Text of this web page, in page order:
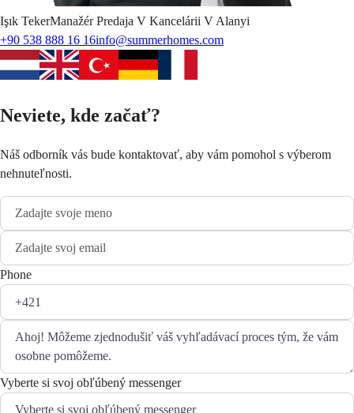
Işık TekerManažér Predaja V Kancelárii V Alanyi
+90 538 888 16 16info@summerhomes.com
Neviete, kde začať?
Náš odborník vás bude kontaktovať, aby vám pomohol s výberom
nehnuteľnosti.
Phone
Vyberte si svoj obľúbený messenger